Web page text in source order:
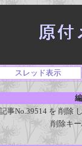
スレッド表示
記事No.39514 を 削除
削除キ